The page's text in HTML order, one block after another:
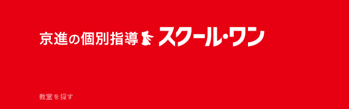
教室を探す